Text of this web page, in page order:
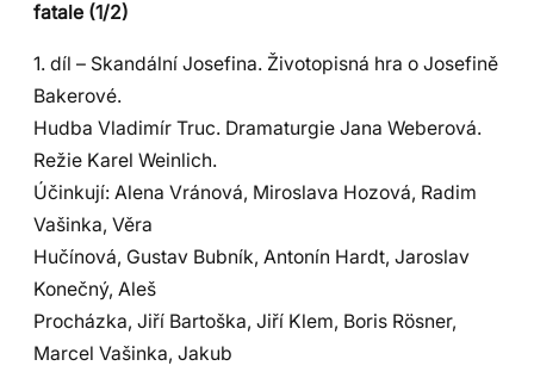
fatale (1/2)
1. díl – Skandální Josefina. Životopisná hra o Josefině
Bakerové.
Hudba Vladimír Truc. Dramaturgie Jana Weberová.
Režie Karel Weinlich.
Účinkují: Alena Vránová, Miroslava Hozová, Radim
Vašinka, Věra
Hučínová, Gustav Bubník, Antonín Hardt, Jaroslav
Konečný, Aleš
Procházka, Jiří Bartoška, Jiří Klem, Boris Rösner,
Marcel Vašinka, Jakub